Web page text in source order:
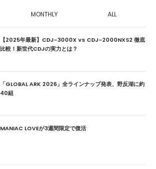
MONTHLY ALL
【2025年最新】CDJ-3000X vs CDJ-2000NXS2 徹底
比較！新世代CDJの実力とは？
「GLOBAL ARK 2026」全ラインナップ発表、野反湖に約
40組
MANIAC LOVEが3週間限定で復活